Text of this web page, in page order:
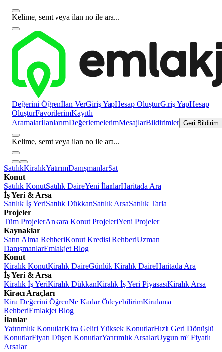
Kelime, semt veya ilan no ile ara...
Değerini Öğrenİlan VerGiriş YapHesap OluşturGiriş YapHesap
OluşturFavorilerimKayıtlı
AramalarİlanlarımDeğerlemelerimMesajlarBildirimler Geri Bildirim
Kelime, semt veya ilan no ile ara...
SatılıkKiralıkYatırımDanışmanlarSat
Konut
Satılık KonutSatılık DaireYeni İlanlarHaritada Ara
İş Yeri & Arsa
Satılık İş YeriSatılık DükkanSatılık ArsaSatılık Tarla
Projeler
Tüm ProjelerAnkara Konut ProjeleriYeni Projeler
Kaynaklar
Satın Alma RehberiKonut Kredisi RehberiUzman
DanışmanlarEmlakjet Blog
Konut
Kiralık KonutKiralık DaireGünlük Kiralık DaireHaritada Ara
İş Yeri & Arsa
Kiralık İş YeriKiralık DükkanKiralık İş Yeri PiyasasıKiralık Arsa
Kiracı Araçları
Kira Değerini ÖğrenNe Kadar ÖdeyebilirimKiralama
RehberiEmlakjet Blog
İlanlar
Yatırımlık KonutlarKira Geliri Yüksek KonutlarHızlı Geri Dönüşlü
KonutlarFiyatı Düşen KonutlarYatırımlık ArsalarUygun m² Fiyatlı
Arsalar